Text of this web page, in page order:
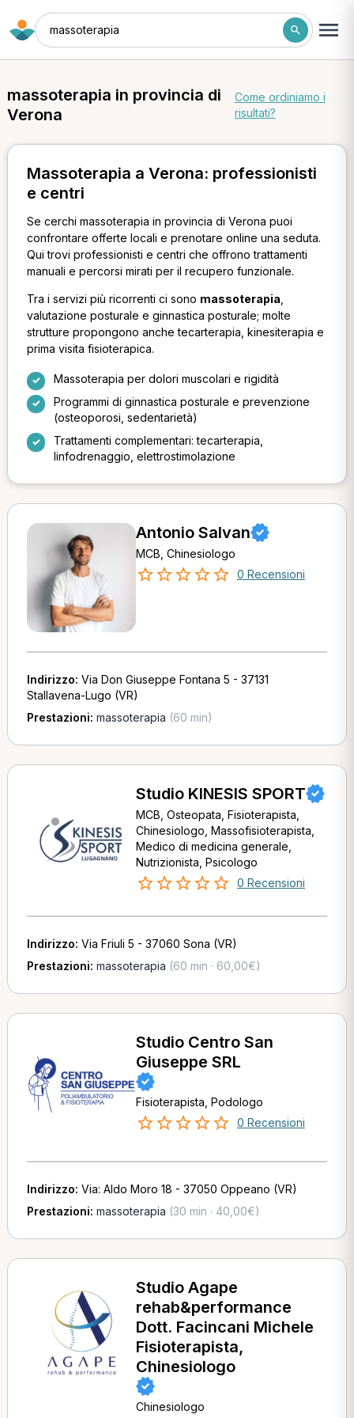
massoterapia
massoterapia in provincia di
Verona
Come ordiniamo i
risultati?
Massoterapia a Verona: professionisti
e centri
Se cerchi massoterapia in provincia di Verona puoi
confrontare offerte locali e prenotare online una seduta.
Qui trovi professionisti e centri che offrono trattamenti
manuali e percorsi mirati per il recupero funzionale.
Tra i servizi più ricorrenti ci sono massoterapia
valutazione posturale e ginnastica posturale; molte
strutture propongono anche tecarterapia, kinesiterapia e
prima visita fisioterapica.
Massoterapia per dolori muscolari e rigidità
Programmi di ginnastica posturale e prevenzione
(osteoporosi, sedentarietà)
Trattamenti complementari: tecarterapia,
linfodrenaggio, elettrostimolazione
Antonio Salvan
MCB, Chinesiologo
0 Recensioni
Indirizzo: Via Don Giuseppe Fontana 5 - 37131
Stallavena-Lugo (VR)
Prestazioni: massoterapia (60 min)
Studio KINESIS SPORT
MCB, Osteopata, Fisioterapista,
Chinesiologo, Massofisioterapista,
Medico di medicina generale,
Nutrizionista, Psicologo
0 Recensioni
Indirizzo: Via Friuli 5 - 37060 Sona (VR)
Prestazioni: massoterapia (60 min · 60,00€)
Studio Centro San
Giuseppe SRL
Fisioterapista, Podologo
0 Recensioni
Indirizzo: Via: Aldo Moro 18 - 37050 Oppeano (VR)
Prestazioni: massoterapia (30 min · 40,00€)
Studio Agape
rehab&performance
Dott. Facincani Michele
Fisioterapista,
Chinesiologo
Chinesiologo